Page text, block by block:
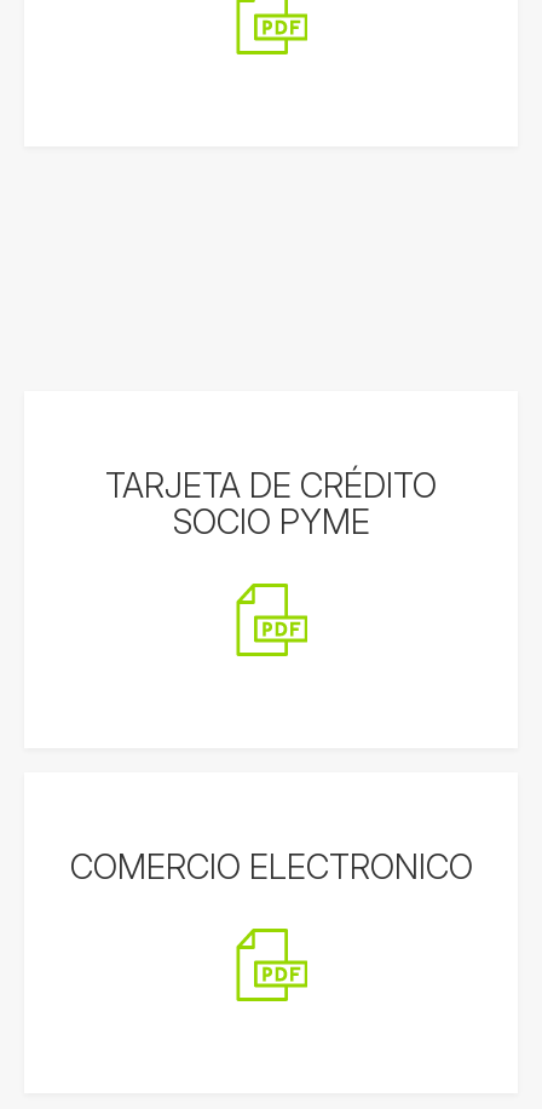
TARJETA DE CRÉDITO
SOCIO PYME
COMERCIO ELECTRONICO